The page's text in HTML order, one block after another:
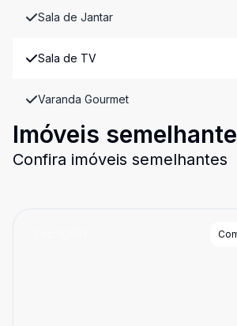
Sala de Jantar
Sala de TV
Varanda Gourmet
Imóveis
Confira imóveis semelhantes